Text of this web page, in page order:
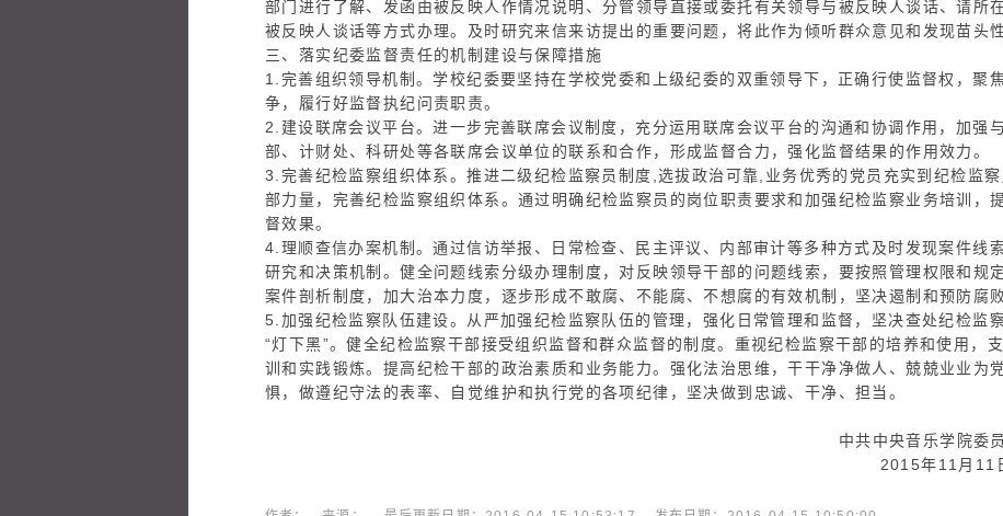
部门进行了解、发函由被反映人作情况说明、分管领导直接或委托有关领导与被反映人谈话、请所
被反映人谈话等方式办理。及时研究来信来访提出的重要问题，将此作为倾听群众意见和发现苗头
三、落实纪委监督责任的机制建设与保障措施
1.完善组织领导机制。学校纪委要坚持在学校党委和上级纪委的双重领导下，正确行使监督权，聚
争，履行好监督执纪问责职责。
2.建设联席会议平台。进一步完善联席会议制度，充分运用联席会议平台的沟通和协调作用，加强
部、计财处、科研处等各联席会议单位的联系和合作，形成监督合力，强化监督结果的作用效力。
3.完善纪检监察组织体系。推进二级纪检监察员制度,选拔政治可靠,业务优秀的党员充实到纪检监
部力量，完善纪检监察组织体系。通过明确纪检监察员的岗位职责要求和加强纪检监察业务培训，
督效果。
4.理顺查信办案机制。通过信访举报、日常检查、民主评议、内部审计等多种方式及时发现案件线
研究和决策机制。健全问题线索分级办理制度，对反映领导干部的问题线索，要按照管理权限和规
案件剖析制度，加大治本力度，逐步形成不敢腐、不能腐、不想腐的有效机制，坚决遏制和预防腐
5.加强纪检监察队伍建设。从严加强纪检监察队伍的管理，强化日常管理和监督，坚决查处纪检监
“灯下黑”。健全纪检监察干部接受组织监督和群众监督的制度。重视纪检监察干部的培养和使用，
训和实践锻炼。提高纪检干部的政治素质和业务能力。强化法治思维，干干净净做人、兢兢业业为
惧，做遵纪守法的表率、自觉维护和执行党的各项纪律，坚决做到忠诚、干净、担当。
中共中央音乐学院委员
2015年11月11